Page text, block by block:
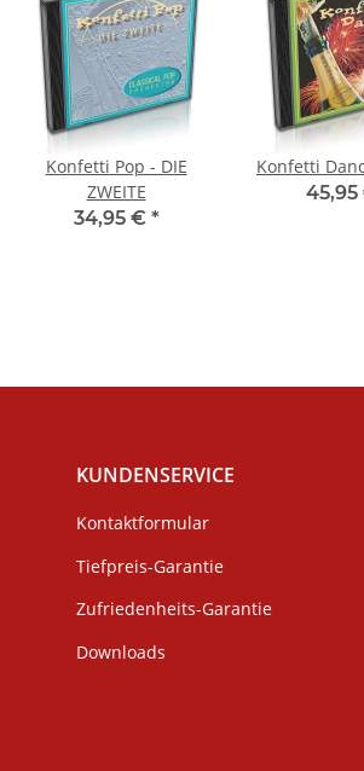
Konfetti Pop - DIE
ZWEITE
34,95 € *
Konfetti
KUNDENSERVICE
Kontaktformular
Tiefpreis-Garantie
Zufriedenheits-Garantie
Downloads